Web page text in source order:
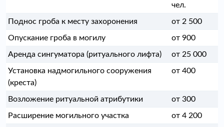
чел.
Поднос гроба к месту захоронения от 2 500
Опускание гроба в могилу от 900
Аренда сингуматора (ритуального лифта) от 25 000
Установка надмогильного сооружения
(креста)
от 400
Возложение ритуальной атрибутики от 300
Расширение могильного участка от 4 200